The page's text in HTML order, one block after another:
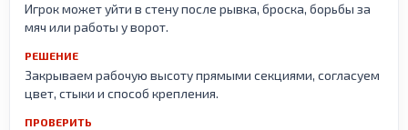
Игрок может уйти в стену после рывка, броска, борьбы за
мяч или работы у ворот.
РЕШЕНИЕ
Закрываем рабочую высоту прямыми секциями, согласуем
цвет, стыки и способ крепления.
ПРОВЕРИТЬ